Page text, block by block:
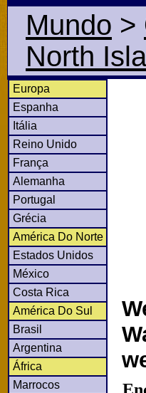
Mundo >
North
Europa
Espanha
Itália
Reino Unido
França
Alemanha
Portugal
Grécia
América Do Norte
Estados Unidos
México
Costa Rica
América Do Sul
Brasil
Argentina
África
Marrocos